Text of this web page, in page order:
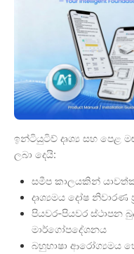
ඉන්ටියුටිව් දෘශ්‍ය සහ පෙළ
ලබා දෙයි:
සමීප කාලයකින්
දෘශ්‍යමය දෝෂ නිවාරණ
පියවර-පියවර ස්ථාපන
මාර්ගෝපදේශනය
බහුභාෂා ආරෝග්‍යමය